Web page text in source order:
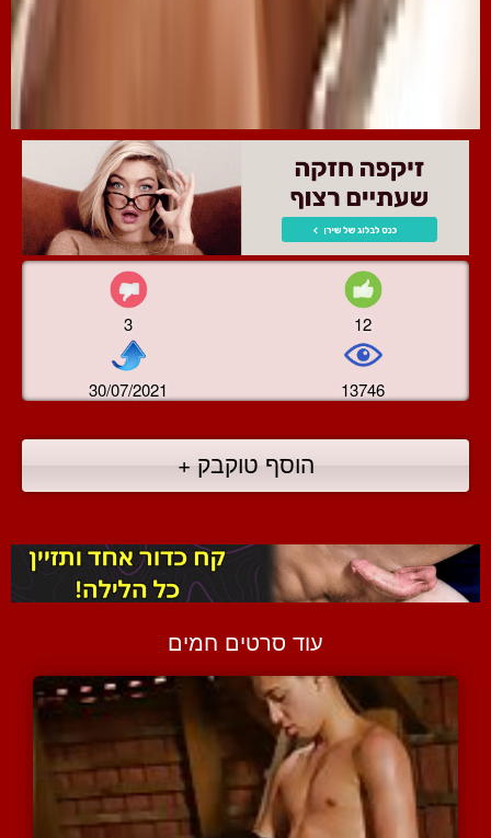
3 12
30/07/2021 13746
הוסף טוקבק +
עוד סרטים חמים